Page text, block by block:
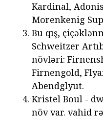
Kardinal,
Morenkenig
Bu qış,
Schweitzer
növləri:
Firnengold,
Abendglyut.
Kristel Boul -
növ var. vahid